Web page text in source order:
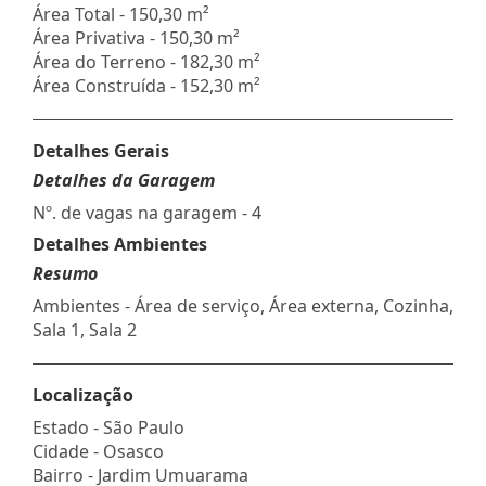
Área Total - 150,30 m²
Área Privativa - 150,30 m²
Área do Terreno - 182,30 m²
Área Construída - 152,30 m²
Detalhes Gerais
Detalhes da Garagem
Nº. de vagas na garagem - 4
Detalhes Ambientes
Resumo
Ambientes - Área de serviço, Área externa, Cozinha,
Sala 1, Sala 2
Localização
Estado -São Paulo
Cidade - Osasco
Bairro - Jardim Umuarama